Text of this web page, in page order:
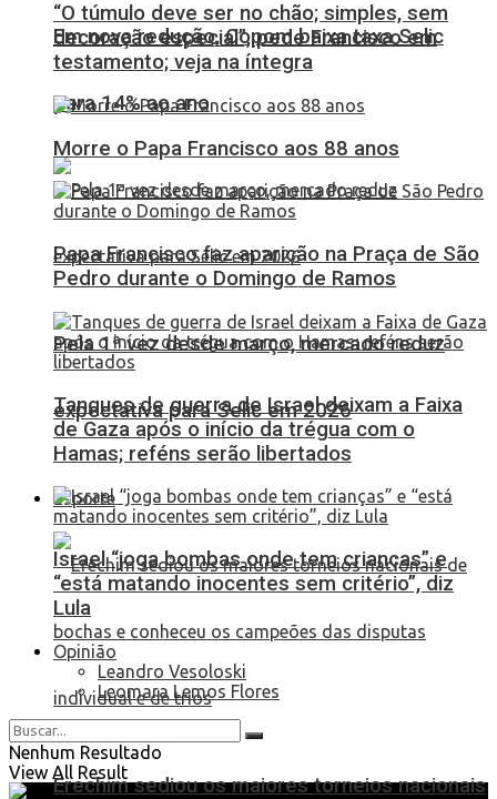
Em nova redução, Copom baixa taxa Selic
para 14% ao ano
Pela 1ª vez desde março, mercado reduz
expectativa para Selic em 2026
Esporte
Erechim sediou os maiores torneios nacionais
“O túmulo deve ser no chão; simples, sem
decoração especial”, pede Francisco em
testamento; veja na íntegra
Morre o Papa Francisco aos 88 anos
Papa Francisco faz aparição na Praça de São
Pedro durante o Domingo de Ramos
Tanques de guerra de Israel deixam a Faixa
de Gaza após o início da trégua com o
Hamas; reféns serão libertados
Israel “joga bombas onde tem crianças” e
“está matando inocentes sem critério”, diz
Lula
Opinião
Leandro Vesoloski
Leomara Lemos Flores
Nenhum Resultado
View All Result